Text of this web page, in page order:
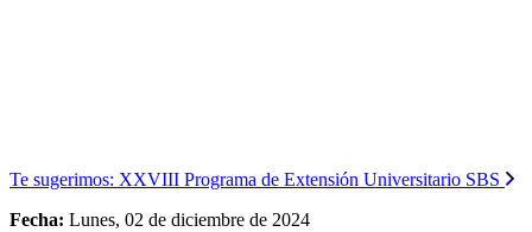
Te sugerimos: XXVIII Programa de Extensión Universitario SBS
Fecha: Lunes, 02 de diciembre de 2024